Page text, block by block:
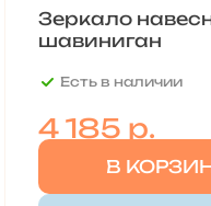
Зеркало
шавиниган
Есть в наличии
4 185 р.
В